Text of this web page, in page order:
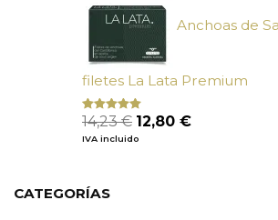
Anchoas de
filetes La Lata Premium
Valorado
con
de 5
14,23€ El
precio
12,80 €El
IVA incluido
CATEGORÍAS